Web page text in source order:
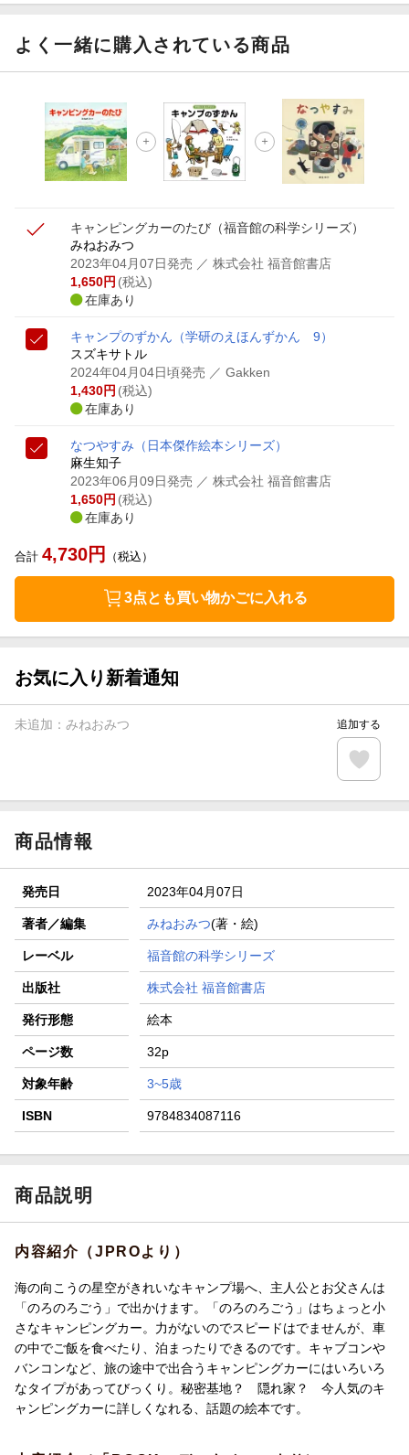
が当たる！
楽天モバイル紹介キャンペーンの拡散で300円OFFクーポン
進呈
条件達成で楽天限定・宝塚歌劇 宙組貸切公演ペアチケット
が当たる
よく一緒に購入されている商品
キャンピングカーのたび （福音館の科学シリーズ）
みねおみつ
2023年04月07日発売 ／ 株式会社 福音館書店
1,650円 (税込)
在庫あり
キャンプのずかん （学研のえほんずかん 9）
スズキサトル
2024年04月04日頃発売 ／ Gakken
1,430円 (税込)
在庫あり
なつやすみ （日本傑作絵本シリーズ）
麻生知子
2023年06月09日発売 ／ 株式会社 福音館書店
1,650円 (税込)
在庫あり
合計 4,730円 （税込）
3点とも買い物かごに入れる
お気に入り新着通知
未追加： みねおみつ 追加する
商品情報
発売日 2023年04月07日
著者／編集 みねおみつ(著・絵)
レーベル 福音館の科学シリーズ
出版社 株式会社 福音館書店
発行形態 絵本
ページ数 32p
対象年齢 3~5歳
ISBN 9784834087116
商品説明
内容紹介（JPROより）
海の向こうの星空がきれいなキャンプ場へ、主人公とお父さんは
「のろのろごう」で出かけます。「のろのろごう」はちょっと小
さなキャンピングカー。力がないのでスピードはでませんが、車
の中でご飯を食べたり、泊まったりできるのです。キャブコンや
バンコンなど、旅の途中で出合うキャンピングカーにはいろいろ
なタイプがあってびっくり。秘密基地？ 隠れ家？ 今人気のキ
ャンピングカーに詳しくなれる、話題の絵本です。